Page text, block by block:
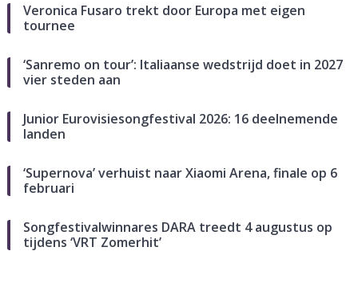
Veronica Fusaro trekt door Europa met eigen
tournee
‘Sanremo on tour’: Italiaanse wedstrijd doet in 2027
vier steden aan
Junior Eurovisiesongfestival 2026: 16 deelnemende
landen
‘Supernova’ verhuist naar Xiaomi Arena, finale op 6
februari
Songfestivalwinnares DARA treedt 4 augustus op
tijdens ‘VRT Zomerhit’